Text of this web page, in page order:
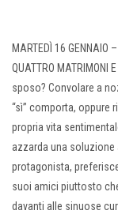
MARTEDÌ 16 GENNAIO
QUATTRO
sposo? Convolare a
“sì” comporta, oppure
propria vita
azzarda una soluzione
protagonista,
suoi amici piuttosto
davanti alle sinuose